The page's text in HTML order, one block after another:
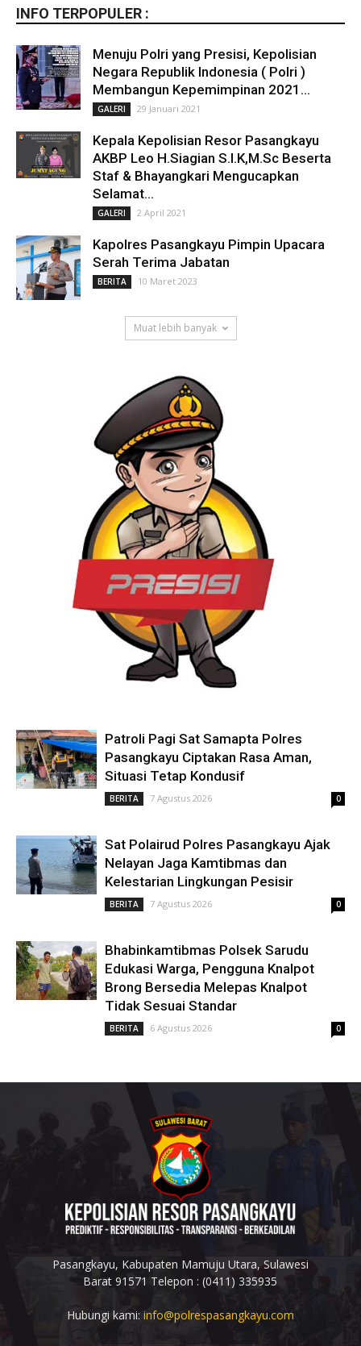
INFO TERPOPULER :
Menuju Polri yang Presisi, Kepolisian
Negara Republik Indonesia ( Polri )
Membangun Kepemimpinan 2021...
GALERI 29 Januari 2021
Kepala Kepolisian Resor Pasangkayu
AKBP Leo H.Siagian S.I.K,M.Sc Beserta
Staf & Bhayangkari Mengucapkan
Selamat...
GALERI 2 April 2021
Kapolres Pasangkayu Pimpin Upacara
Serah Terima Jabatan
BERITA 10 Maret 2023
Muat lebih banyak
Patroli Pagi Sat Samapta Polres
Pasangkayu Ciptakan Rasa Aman,
Situasi Tetap Kondusif
BERITA 7 Agustus 2026 0
Sat Polairud Polres Pasangkayu Ajak
Nelayan Jaga Kamtibmas dan
Kelestarian Lingkungan Pesisir
BERITA 7 Agustus 2026 0
Bhabinkamtibmas Polsek Sarudu
Edukasi Warga, Pengguna Knalpot
Brong Bersedia Melepas Knalpot
Tidak Sesuai Standar
BERITA 6 Agustus 2026 0
Pasangkayu, Kabupaten Mamuju Utara, Sulawesi
Barat 91571 Telepon : (0411) 335935
Hubungi kami: info@polrespasangkayu.com